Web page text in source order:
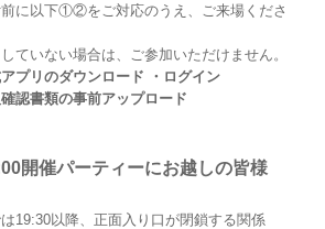
前に以下①②をご対応のうえ、ご来場くださ
ていない場合は、ご参加いただけません。
プリのダウンロード ・ログイン
認書類の事前アップロード
開催パーティーにお越しの皆様
19:30以降、正面入り口が閉鎖する関係